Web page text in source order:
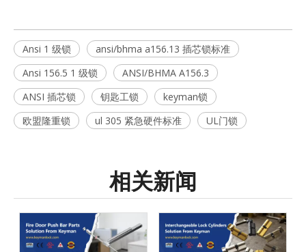
Ansi 1 级锁
ansi/bhma a156.13 插芯锁标准
Ansi 156.5 1 级锁
ANSI/BHMA A156.3
ANSI 插芯锁
钥匙工锁
keyman锁
欧盟隆重锁
ul 305 紧急硬件标准 UL门锁
相关新闻